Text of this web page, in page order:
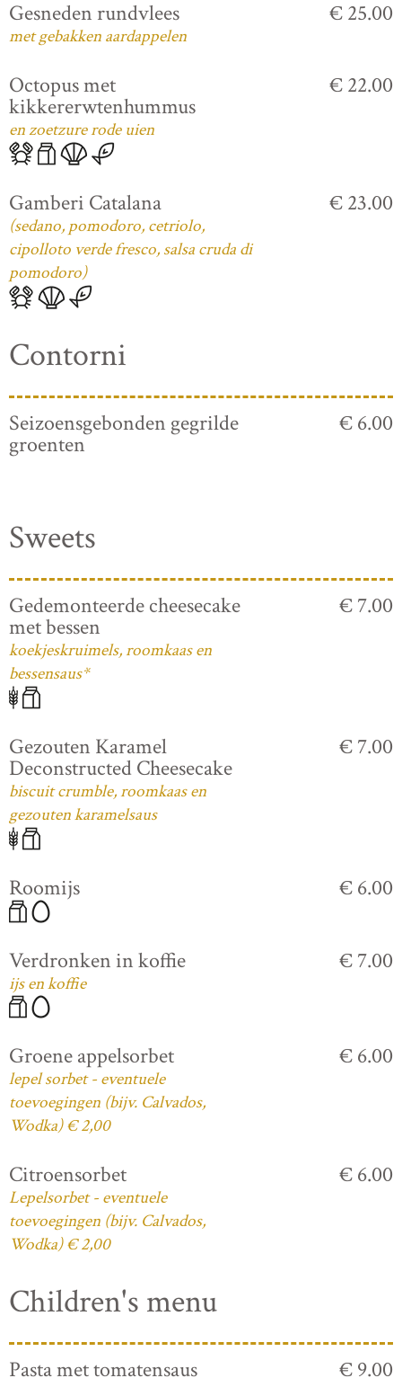
Gesneden rundvlees
met gebakken aardappelen
€ 25.00
Octopus met
kikkererwtenhummus
en zoetzure rode uien
€ 22.00
Gamberi Catalana
(sedano, pomodoro, cetriolo,
cipolloto verde fresco, salsa cruda di
pomodoro)
€ 23.00
Contorni
Seizoensgebonden gegrilde
groenten
€ 6.00
Sweets
Gedemonteerde cheesecake
met bessen
koekjeskruimels, roomkaas en
bessensaus*
€ 7.00
Gezouten Karamel
Deconstructed Cheesecake
biscuit crumble, roomkaas en
gezouten karamelsaus
€ 7.00
Roomijs € 6.00
Verdronken in koffie
ijs en koffie
€ 7.00
Groene appelsorbet
lepel sorbet - eventuele
toevoegingen (bijv. Calvados,
Wodka) € 2,00
€ 6.00
Citroensorbet
Lepelsorbet - eventuele
toevoegingen (bijv. Calvados,
Wodka) € 2,00
€ 6.00
Children's menu
Pasta met tomatensaus € 9.00